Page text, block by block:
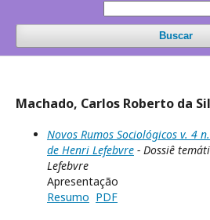
Buscar
Machado, Carlos Roberto da
Novos Rumos Sociológicos v. 4
de Henri Lefebvre - Dossiê
Lefebvre
Apresentação
Resumo PDF